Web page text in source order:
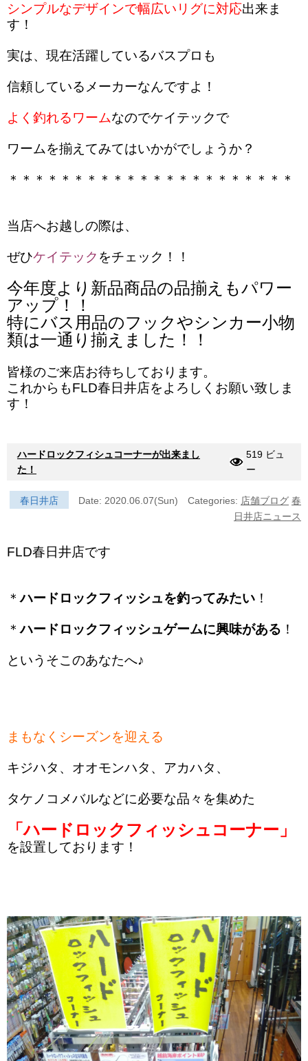
シンプルなデザインで幅広いリグに対応出来ま
す！
実は、現在活躍しているバスプロも
信頼しているメーカーなんですよ！
よく釣れるワームなのでケイテックで
ワームを揃えてみてはいかがでしょうか？
＊＊＊＊＊＊＊＊＊＊＊＊＊＊＊＊＊＊＊＊＊＊
当店へお越しの際は、
ぜひケイテック をチェック！！
今年度より新品商品の品揃えもパワー
アップ！！
特にバス用品のフックやシンカー小物
類は一通り揃えました！！
皆様のご来店お待ちしております。
これからもFLD春日井店をよろしくお願い致しま
す！
ハードロックフィシュコーナーが出来まし
た！
519 ビュ
ー
春日井店 Date: 2020.06.07(Sun) Categories: 店舗ブログ 春
日井店ニュース
FLD春日井店です
＊ハードロックフィッシュを釣ってみたい ！
＊ハードロックフィッシュゲームに興味がある ！
というそこのあなたへ♪
まもなくシーズンを迎える
キジハタ、オオモンハタ、アカハタ、
タケノコメバルなどに必要な品々を集めた
「ハードロックフィッシュコーナー」
を設置しております！